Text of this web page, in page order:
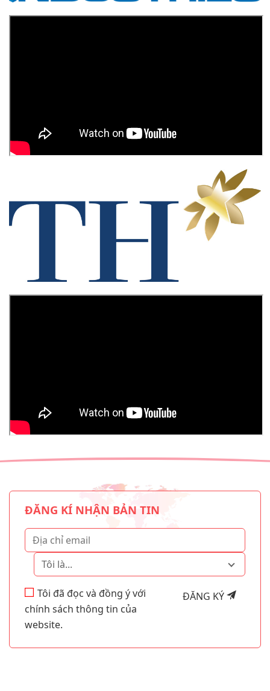
ĐĂNG KÍ NHẬN BẢN TIN
Tôi là...
ĐĂNG KÝ
Tôi đã đọc và đồng ý với
chính sách thông tin của
website.